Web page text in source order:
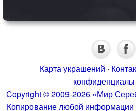
Карта украшений ·
Copyright © 2009-2026 «Мир
Копирование любой